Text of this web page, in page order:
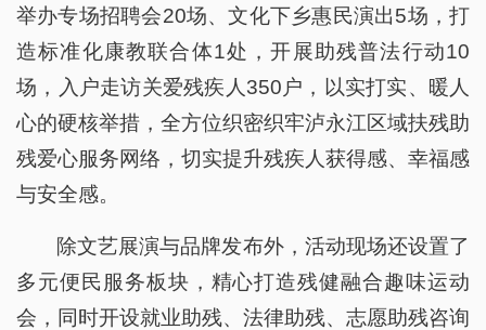
举办专场招聘会20场、文化下乡惠民演出5场，打
造标准化康教联合体1处，开展助残普法行动10
场，入户走访关爱残疾人350户，以实打实、暖人
心的硬核举措，全方位织密织牢泸永江区域扶残助
残爱心服务网络，切实提升残疾人获得感、幸福感
与安全感。
除文艺展演与品牌发布外，活动现场还设置了
多元便民服务板块，精心打造残健融合趣味运动
会，同时开设就业助残、法律助残、志愿助残咨询